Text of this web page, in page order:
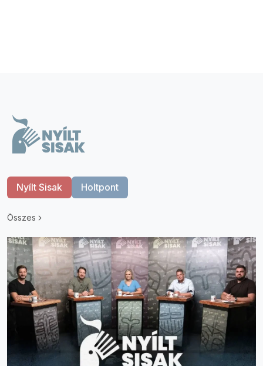
Nyílt Sisak Holtpont
Összes